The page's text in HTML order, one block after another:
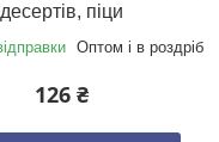
десертів, піци
Оптом і в роздріб
126 ₴